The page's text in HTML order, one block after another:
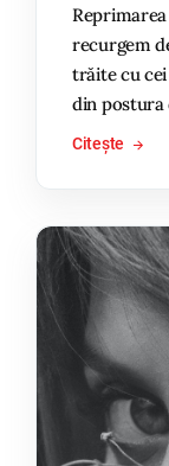
recurgem
trăite cu cei
din postura
Citește